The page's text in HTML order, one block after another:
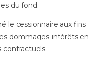
du fond.
le cessionnaire aux fins
dommages-intérêts en
contractuels.